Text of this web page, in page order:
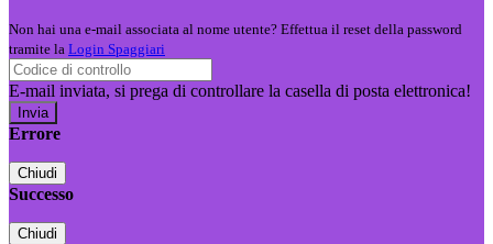
Non hai una e-mail associata al nome utente? Effettua il reset della password
tramite la Login Spaggiari
E-mail inviata, si prega di controllare la casella di posta elettronica!
Errore
Chiudi
Successo
Chiudi